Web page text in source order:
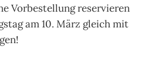
Vorbestellung reservieren
am 10. März gleich mit